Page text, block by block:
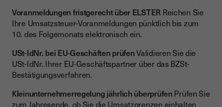
Voranmeldungen fristgerecht über ELSTER Reichen Sie
Ihre Umsatzsteuer-Voranmeldungen pünktlich bis zum
10. des Folgemonats elektronisch ein.
USt-IdNr. bei EU-Geschäften prüfenValidieren Sie die
USt-IdNr. Ihrer EU-Geschäftspartner über das BZSt-
Bestätigungsverfahren.
Kleinunternehmerregelung jährlich überprüfenPrüfen Sie
zum Jahresende, ob Sie die Umsatzgrenzen einhalten